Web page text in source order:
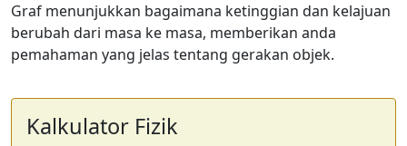
Graf menunjukkan bagaimana ketinggian dan kelajuan
berubah dari masa ke masa, memberikan anda
pemahaman yang jelas tentang gerakan objek.
Kalkulator Fizik